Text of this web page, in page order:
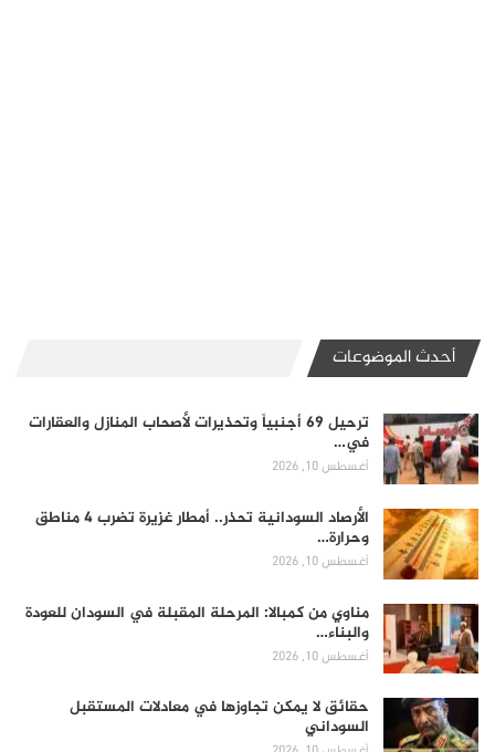
أحدث الموضوعات
ترحيل 69 أجنبياً وتحذيرات لأصحاب المنازل والعقارات
في…
أغسطس 10, 2026
الأرصاد السودانية تحذر.. أمطار غزيرة تضرب 4 مناطق
وحرارة…
أغسطس 10, 2026
مناوي من كمبالا: المرحلة المقبلة في السودان للعودة
والبناء…
أغسطس 10, 2026
حقائق لا يمكن تجاوزها في معادلات المستقبل
السوداني